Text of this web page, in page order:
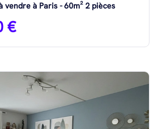
vendre à Paris - 60m² 2 pièces
€